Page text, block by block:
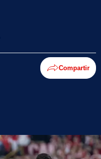
Compartir